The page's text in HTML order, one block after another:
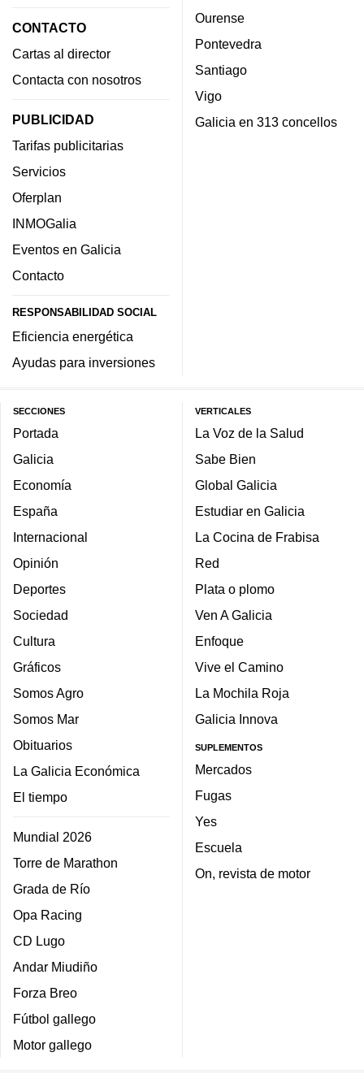
CONTACTO
Cartas al director
Contacta con nosotros
PUBLICIDAD
Tarifas publicitarias
Servicios
Oferplan
INMOGalia
Eventos en Galicia
Contacto
RESPONSABILIDAD SOCIAL
Eficiencia energética
Ayudas para inversiones
Ourense
Pontevedra
Santiago
Vigo
Galicia en 313 concellos
SECCIONES
Portada
Galicia
Economía
España
Internacional
Opinión
Deportes
Sociedad
Cultura
Gráficos
Somos Agro
Somos Mar
Obituarios
La Galicia Económica
El tiempo
Mundial 2026
Torre de Marathon
Grada de Río
Opa Racing
CD Lugo
Andar Miudiño
Forza Breo
Fútbol gallego
Motor gallego
VERTICALES
La Voz de la Salud
Sabe Bien
Global Galicia
Estudiar en Galicia
La Cocina de Frabisa
Red
Plata o plomo
Ven A Galicia
Enfoque
Vive el Camino
La Mochila Roja
Galicia Innova
SUPLEMENTOS
Mercados
Fugas
Yes
Escuela
On, revista de motor